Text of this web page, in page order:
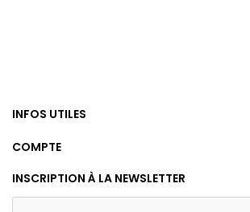
INFOS UTILES
COMPTE
INSCRIPTION À LA NEWSLETTER